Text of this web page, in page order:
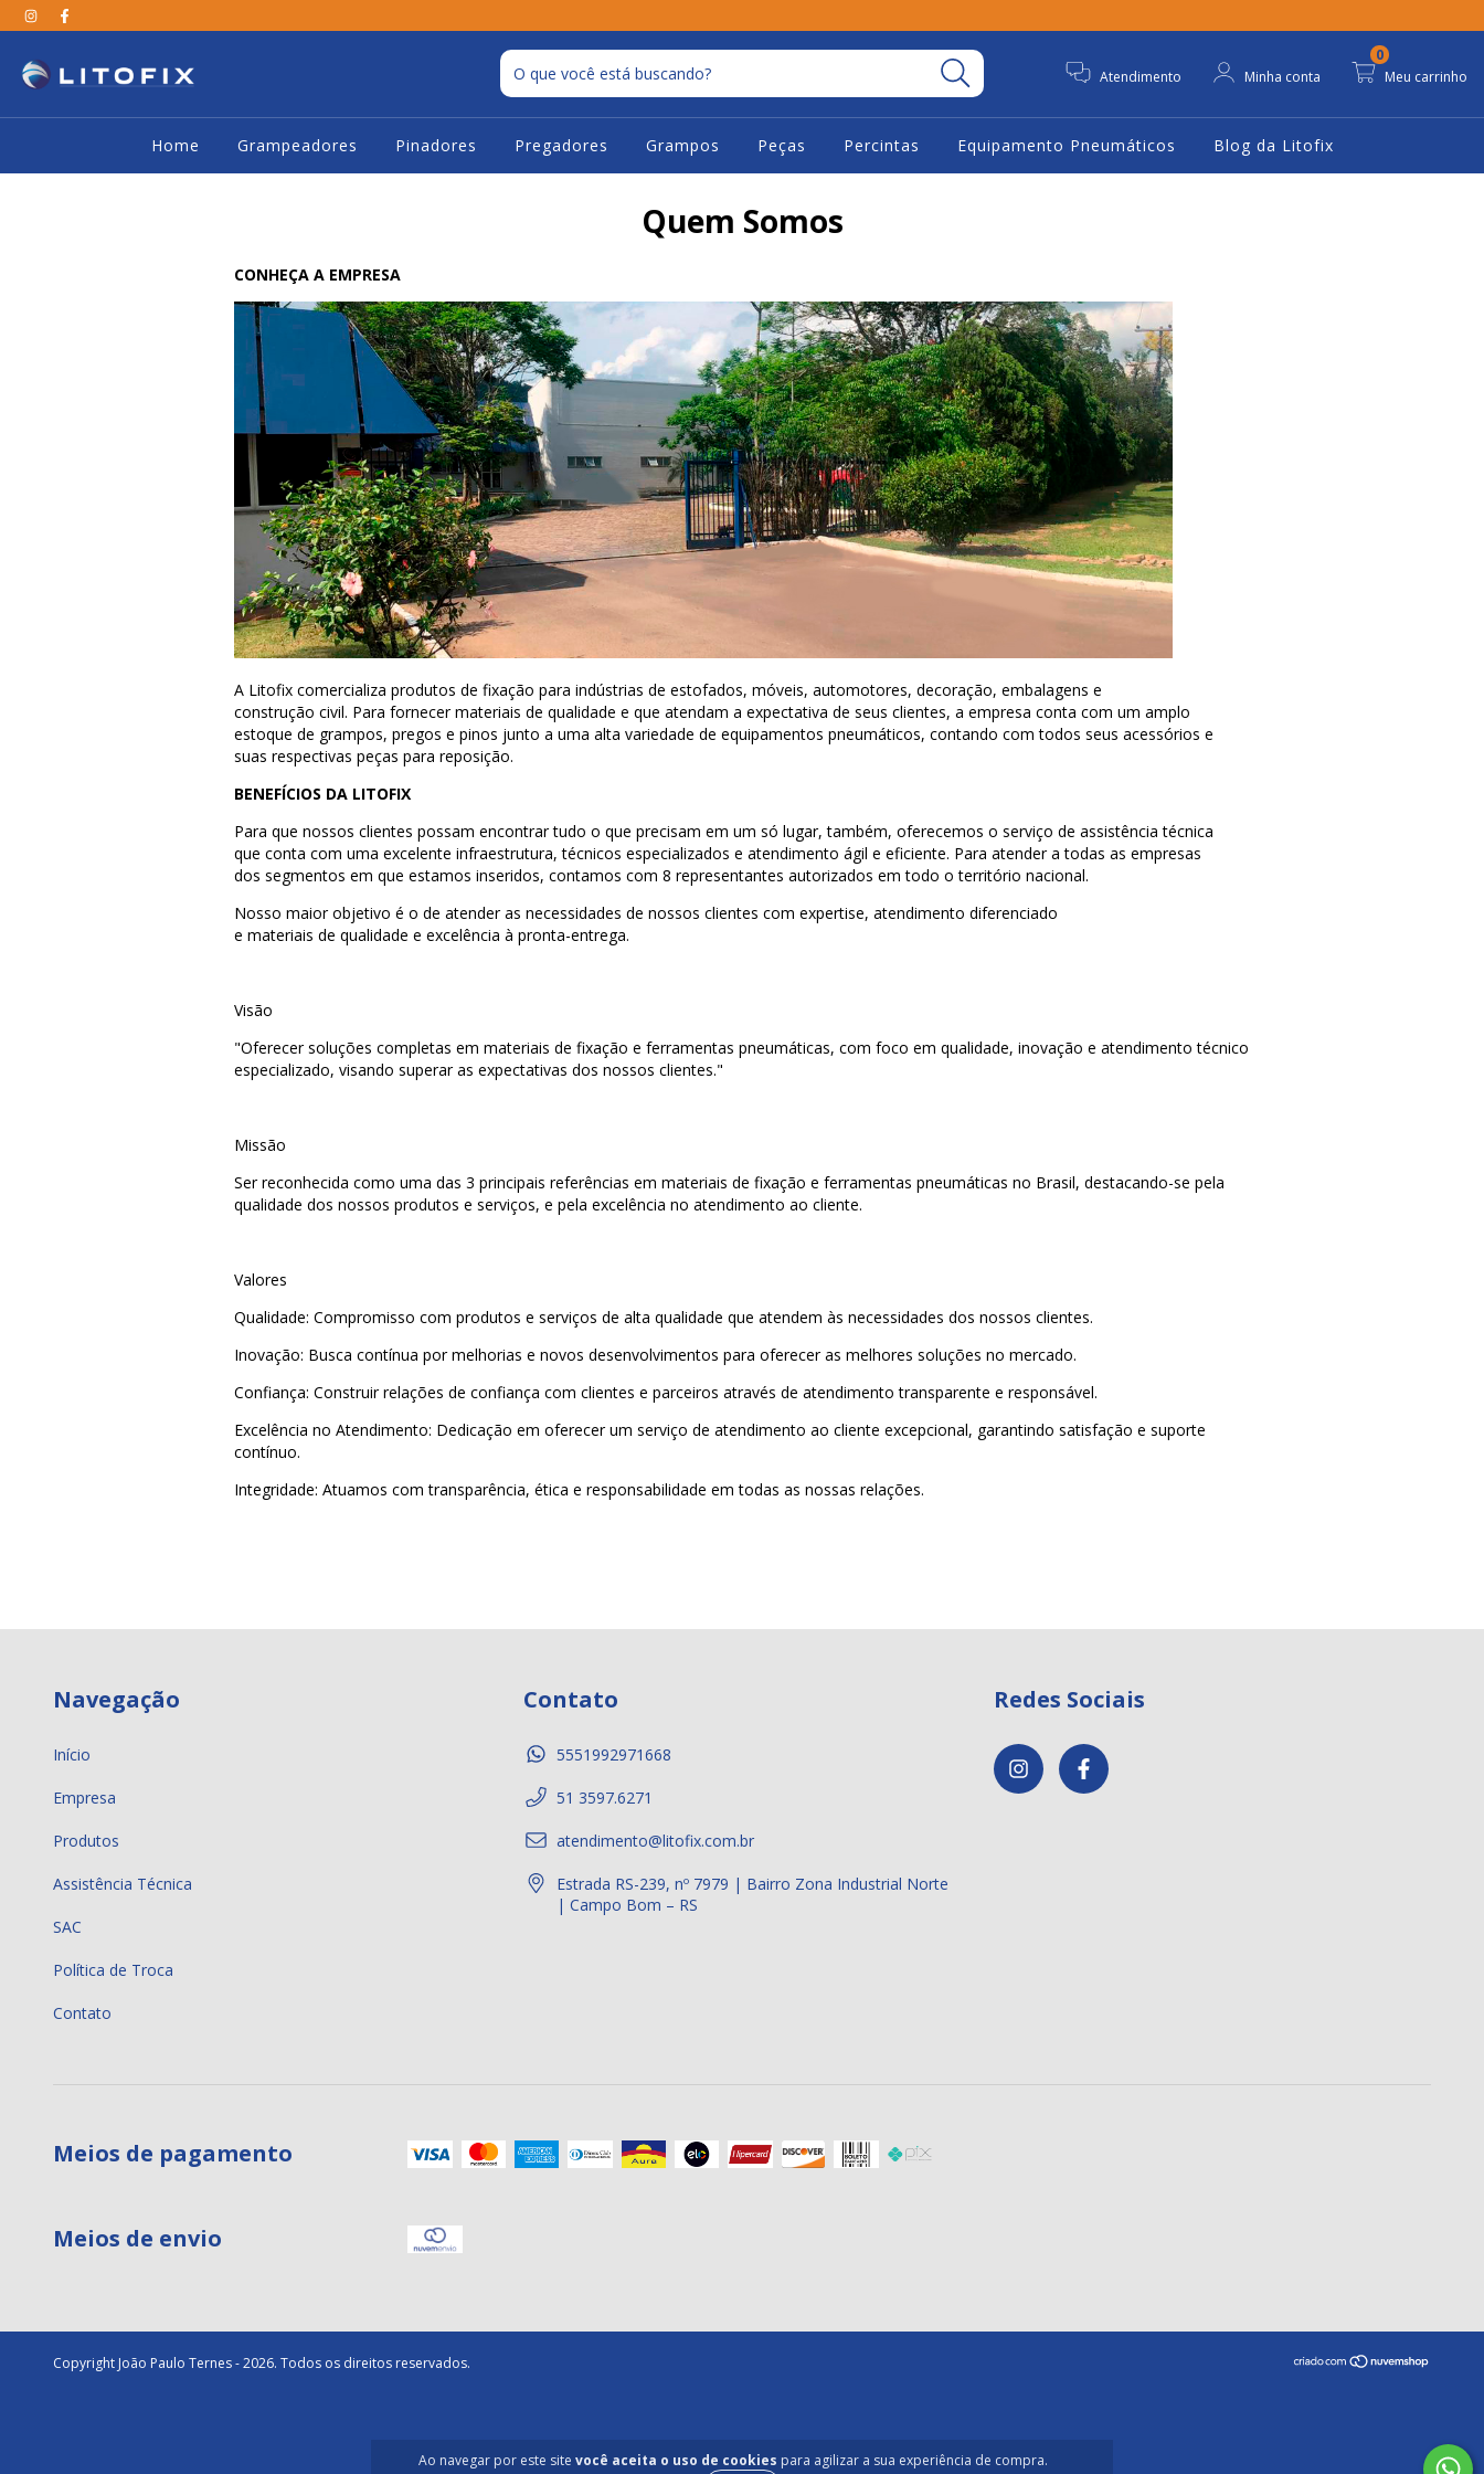
Atendimento Minha conta Meu carrinho
0
Home Grampeadores Pinadores Pregadores Grampos Peças Percintas Equipamento Pneumáticos Blog da Litofix
Ao navegar por este site você aceita o uso de cookies para agilizar a sua experiência de compra.
Quem Somos
CONHEÇA A EMPRESA
A Litofix comercializa produtos de fixação para indústrias de estofados, móveis, automotores, decoração, embalagens e
construção civil. Para fornecer materiais de qualidade e que atendam a expectativa de seus clientes, a empresa conta com um amplo
estoque de grampos, pregos e pinos junto a uma alta variedade de equipamentos pneumáticos, contando com todos seus acessórios e
suas respectivas peças para reposição.
BENEFÍCIOS DA LITOFIX
Para que nossos clientes possam encontrar tudo o que precisam em um só lugar, também, oferecemos o serviço de assistência técnica
que conta com uma excelente infraestrutura, técnicos especializados e atendimento ágil e eficiente. Para atender a todas as empresas
dos segmentos em que estamos inseridos, contamos com 8 representantes autorizados em todo o território nacional.
Nosso maior objetivo é o de atender as necessidades de nossos clientes com expertise, atendimento diferenciado
e materiais de qualidade e excelência à pronta-entrega.
Visão
"Oferecer soluções completas em materiais de fixação e ferramentas pneumáticas, com foco em qualidade, inovação e atendimento técnico
especializado, visando superar as expectativas dos nossos clientes."
Missão
Ser reconhecida como uma das 3 principais referências em materiais de fixação e ferramentas pneumáticas no Brasil, destacando-se pela
qualidade dos nossos produtos e serviços, e pela excelência no atendimento ao cliente.
Valores
Qualidade: Compromisso com produtos e serviços de alta qualidade que atendem às necessidades dos nossos clientes.
Inovação: Busca contínua por melhorias e novos desenvolvimentos para oferecer as melhores soluções no mercado.
Confiança: Construir relações de confiança com clientes e parceiros através de atendimento transparente e responsável.
Excelência no Atendimento: Dedicação em oferecer um serviço de atendimento ao cliente excepcional, garantindo satisfação e suporte
contínuo.
Integridade: Atuamos com transparência, ética e responsabilidade em todas as nossas relações.
Navegação
Início
Empresa
Produtos
Assistência Técnica
SAC
Política de Troca
Contato
Contato
5551992971668
51 3597.6271
atendimento@litofix.com.br
Estrada RS-239, nº 7979 | Bairro Zona Industrial Norte
| Campo Bom – RS
Redes Sociais
Meios de pagamento
Meios de envio
Copyright João Paulo Ternes - 2026. Todos os direitos reservados.